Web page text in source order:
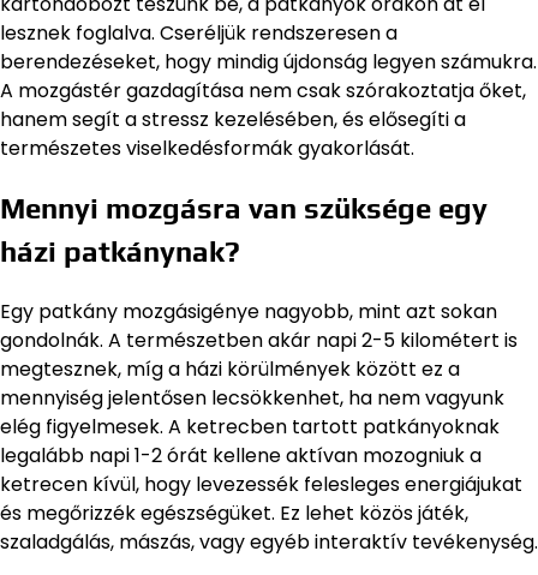
lesznek foglalva. Cseréljük rendszeresen a
berendezéseket, hogy mindig újdonság legyen számukra.
A mozgástér gazdagítása nem csak szórakoztatja őket,
hanem segít a stressz kezelésében, és elősegíti a
természetes viselkedésformák gyakorlását.
Mennyi mozgásra van szüksége egy
házi patkánynak?
Egy patkány mozgásigénye nagyobb, mint azt sokan
gondolnák. A természetben akár napi 2-5 kilométert is
megtesznek, míg a házi körülmények között ez a
mennyiség jelentősen lecsökkenhet, ha nem vagyunk
elég figyelmesek. A ketrecben tartott patkányoknak
legalább napi 1-2 órát kellene aktívan mozogniuk a
ketrecen kívül, hogy levezessék felesleges energiájukat
és megőrizzék egészségüket. Ez lehet közös játék,
szaladgálás, mászás, vagy egyéb interaktív tevékenység.